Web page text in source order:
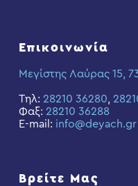
Επικοινωνία
Μεγίστης Λαύρας 15,
Τηλ: 28210 36280,
Φαξ: 28210 36288
E-mail: info@deyach.gr
Βρείτε Μας